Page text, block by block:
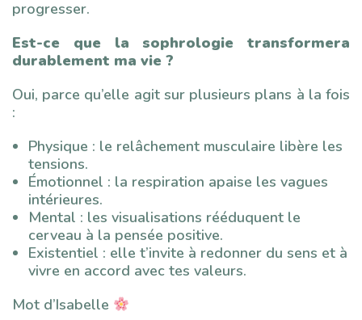
progresser.
Est-ce que la sophrologie transformera
durablement ma vie ?
Oui, parce qu’elle agit sur plusieurs plans à la fois
:
Physique : le relâchement musculaire libère les
tensions.
Émotionnel : la respiration apaise les vagues
intérieures.
Mental : les visualisations rééduquent le
cerveau à la pensée positive.
Existentiel : elle t’invite à redonner du sens et à
vivre en accord avec tes valeurs.
Mot d’Isabelle